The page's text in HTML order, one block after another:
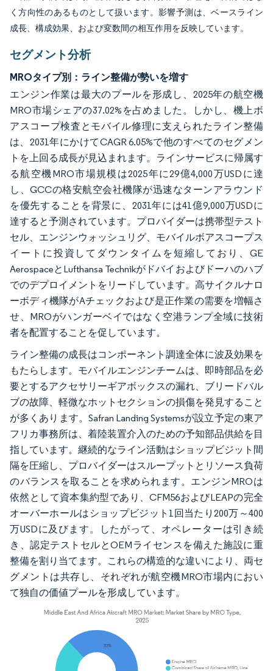
く方向性のあるものとして扱います。影響予測は、ベースライン
成長、構成効果、および変数間の相互作用を反映しています。
セグメント分析
MROタイプ別：ライン整備が勢いを増す
エンジン作業は最大のプールを形成し、2025年の航空機
MRO市場シェアの37.02%を占めました。しかし、機上ボ
アスコープ検査とモバイル修理に支えられたライン整備
は、2031年にかけてCAGR 6.05%で他のすべてのセグメン
トを上回る成長が見込まれます。ラインサービスに帰属す
る航空機MRO市場規模は2025年に29億4,000万USDに達
し、GCCの格安航空会社機隊が迅速なターンアラウンド
を優先することを背景に、2031年には41億9,000万USDに
達すると予測されています。プロバイダーは携帯型テスト
セル、エンジンウォッシュリグ、モバイルボアスコープス
イートに投資してダウンタイムを短縮しており、GE
AerospaceとLufthansa Technikがドバイおよびドーハのハブ
でのデプロイメントをリードしています。高サイクルナロ
ーボディ機隊がAチェックおよび是正作業の需要を増幅さ
せ、MROがハンガーベイではなく空港ランプ全域に技術
者を配置することを促しています。
ライン整備の成長はコンポーネント調達全体に波及効果を
もたらします。モバイルエンジンチームは、即時部品を必
要とするアクセサリーギアボックスの漏れ、ブリードバル
ブの故障、軽微なホットセクションの損傷を発見すること
が多くあります。Safran Landing Systemsが設立予定の東ア
フリカ事務所は、着陸装置介入のための予知部品供給を目
指しています。継続的なライン活動はショップビジット間
隔を圧縮し、プロバイダーはスループットとリソース負荷
のバランスを取ることを求められます。エンジンMROは
依然として資本集約型であり、CFM56およびLEAPの完全
オーバーホールはショップビジット1回当たり200万～400
万USDに及びます。したがって、オペレーターは引き続
き、認定テストセルとOEMライセンスを備えた施設に重
整備を割り当てます。これらの構造的な違いにより、両セ
グメントは共存し、それぞれが航空機MRO市場内におい
て独自の価値プールを形成しています。